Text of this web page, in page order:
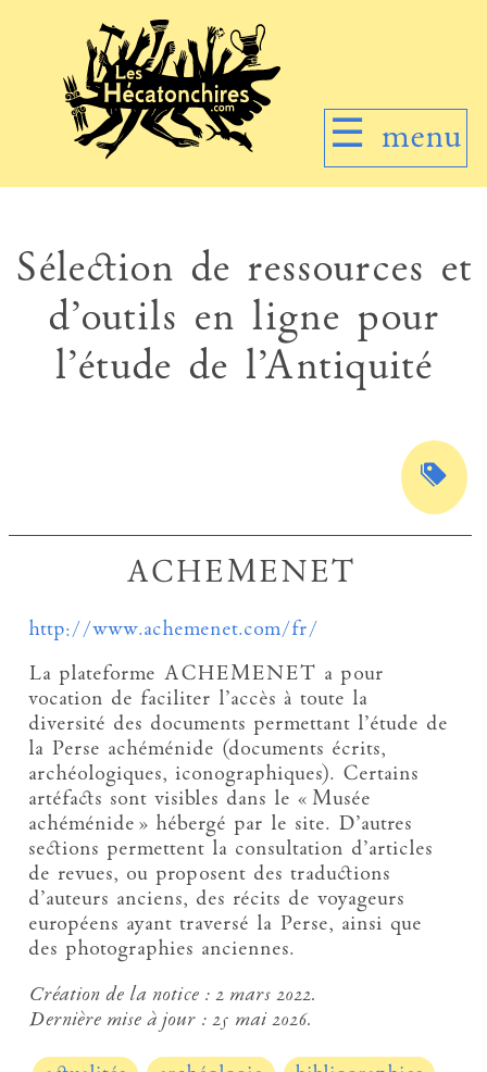
☰ menu
Sélection de ressources et
d’outils en ligne pour
l’étude de l’Antiquité
ACHEMENET
http://www.achemenet.com/fr/
La plateforme ACHEMENET a pour
vocation de faciliter l’accès à toute la
diversité des documents permettant l’étude de
la Perse achéménide (documents écrits,
archéologiques, iconographiques). Certains
artéfacts sont visibles dans le « Musée
achéménide » hébergé par le site. D’autres
sections permettent la consultation d’articles
de revues, ou proposent des traductions
d’auteurs anciens, des récits de voyageurs
européens ayant traversé la Perse, ainsi que
des photographies anciennes.
Création de la notice :2 mars 2022.
Dernière mise à jour :25 mai 2026.